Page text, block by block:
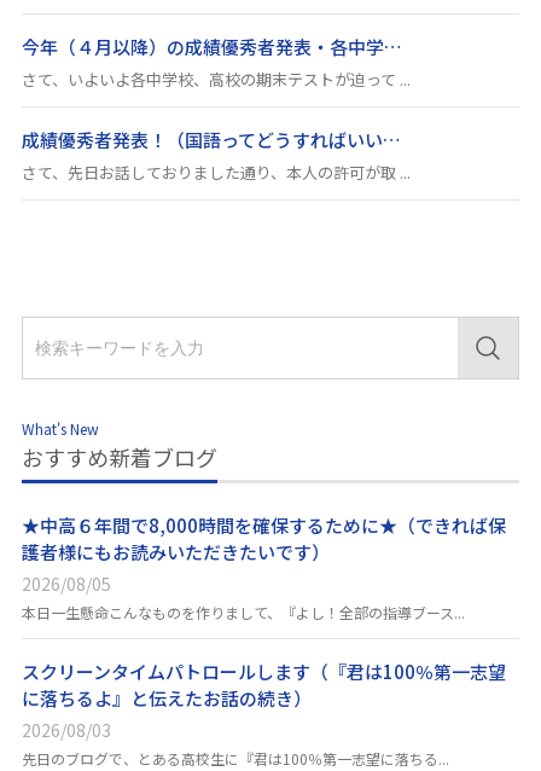
今年（４月以降）の成績優秀者発表・各中学…
さて、いよいよ各中学校、高校の期末テストが迫って ...
成績優秀者発表！（国語ってどうすればいい…
さて、先日お話しておりました通り、本人の許可が取 ...
What's New
おすすめ新着ブログ
★中高６年間で8,000時間を確保するために★（できれば保
護者様にもお読みいただきたいです）
2026/08/05
本日一生懸命こんなものを作りまして、『よし！全部の指導ブース...
スクリーンタイムパトロールします（『君は100％第一志望
に落ちるよ』と伝えたお話の続き）
2026/08/03
先日のブログで、とある高校生に『君は100％第一志望に落ちる...